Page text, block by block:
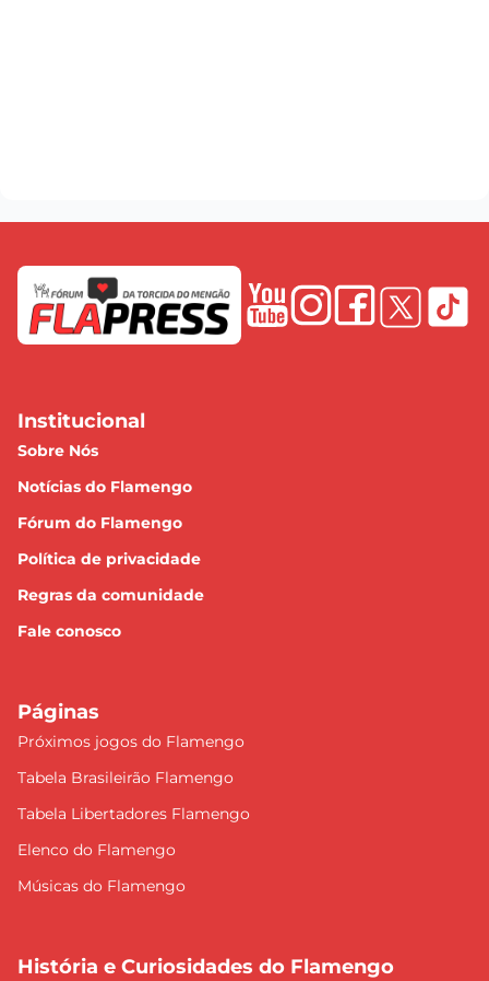
Institucional
Sobre Nós
Notícias do Flamengo
Fórum do Flamengo
Política de privacidade
Regras da comunidade
Fale conosco
Páginas
Próximos jogos do Flamengo
Tabela Brasileirão Flamengo
Tabela Libertadores Flamengo
Elenco do Flamengo
Músicas do Flamengo
História e Curiosidades do Flamengo